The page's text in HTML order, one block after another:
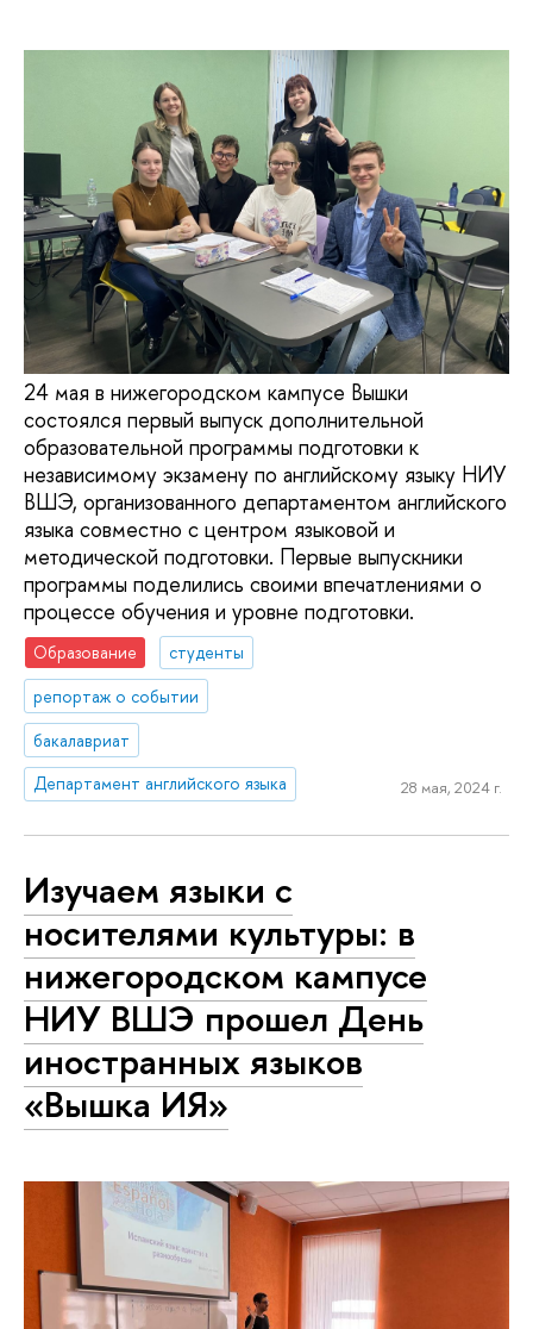
24 мая в нижегородском кампусе Вышки
состоялся первый выпуск дополнительной
образовательной программы подготовки к
независимому экзамену по английскому языку НИУ
ВШЭ, организованного департаментом английского
языка совместно с центром языковой и
методической подготовки. Первые выпускники
программы поделились своими впечатлениями о
процессе обучения и уровне подготовки.
Образование
студенты
репортаж о событии
бакалавриат
Департамент английского языка
28 мая, 2024 г.
Изучаем языки с
носителями культуры: в
нижегородском кампусе
НИУ ВШЭ прошел День
иностранных языков
«Вышка ИЯ»